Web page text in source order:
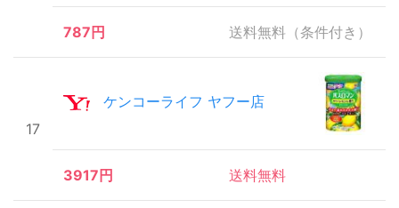
787円 送料無料（条件付き）
17
ケンコーライフ ヤフー店
3917円 送料無料